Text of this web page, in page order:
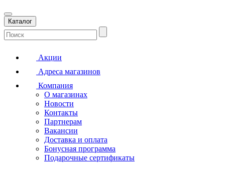
Каталог
Акции
Адреса магазинов
Компания
О магазинах
Новости
Контакты
Партнерам
Вакансии
Доставка и оплата
Бонусная программа
Подарочные сертификаты